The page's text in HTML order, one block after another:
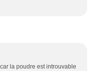
la poudre est introuvable